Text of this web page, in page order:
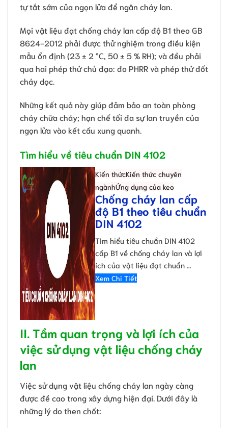
tự tắt sớm của ngọn lửa để ngăn cháy lan.
Mọi vật liệu đạt chống cháy lan cấp độ B1 theo GB
8624-2012 phải được thử nghiệm trong điều kiện
mẫu ổn định (23 ± 2 °C, 50 ± 5 % RH); và đều phải
qua hai phép thử chủ đạo: đo PHRR và phép thử đốt
cháy dọc.
Những kết quả này giúp đảm bảo an toàn phòng
cháy chữa cháy; hạn chế tối đa sự lan truyền của
ngọn lửa vào kết cấu xung quanh.
Tìm hiểu về tiêu chuẩn DIN 4102
Kiến thứcKiến thức chuyên
ngànhỨng dụng của keo
Chống cháy lan cấp
độ B1 theo tiêu chuẩn
DIN 4102
Tìm hiểu tiêu chuẩn DIN 4102
cấp B1 về chống cháy lan và lợi
ích của vật liệu đạt chuẩn …
Xem Chi Tiết
II. Tầm quan trọng và lợi ích của
việc sử dụng vật liệu chống cháy
lan
Việc sử dụng vật liệu chống cháy lan ngày càng
được đề cao trong xây dựng hiện đại. Dưới đây là
những lý do then chốt: